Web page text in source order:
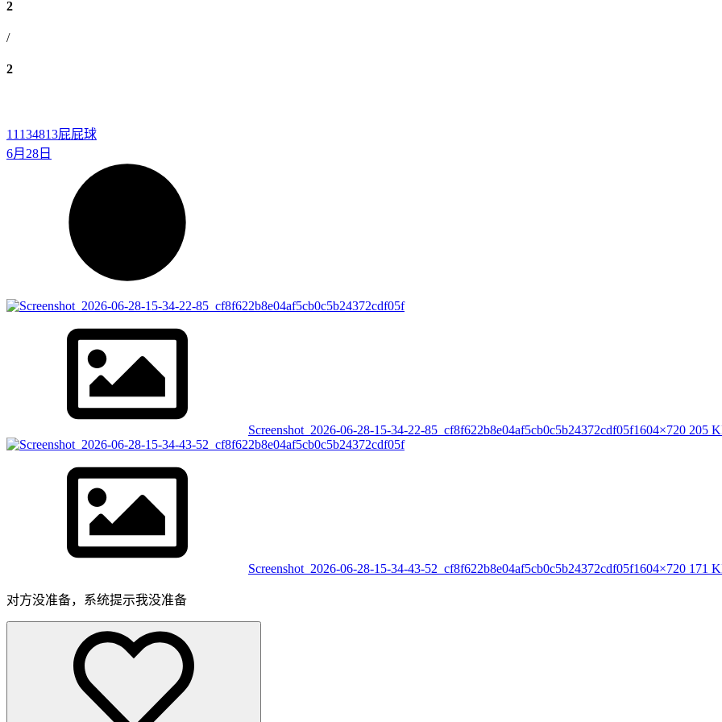
2
/
2
11134813屁屁球
6月28日
Screenshot_2026-06-28-15-34-22-85_cf8f622b8e04af5cb0c5b24372cdf05f1604×720 205
Screenshot_2026-06-28-15-34-43-52_cf8f622b8e04af5cb0c5b24372cdf05f1604×720 171
对方没准备，系统提示我没准备